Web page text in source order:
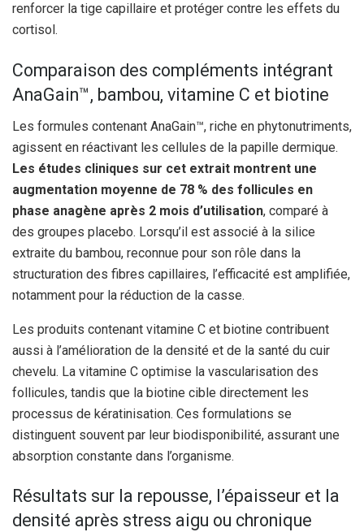
renforcer la tige capillaire et protéger contre les effets du
cortisol.
Comparaison des compléments intégrant
AnaGain™, bambou, vitamine C et biotine
Les formules contenant AnaGain™, riche en phytonutriments,
agissent en réactivant les cellules de la papille dermique.
Les études cliniques sur cet extrait montrent une
augmentation moyenne de 78 % des follicules en
phase anagène après 2 mois d’utilisation, comparé à
des groupes placebo. Lorsqu’il est associé à la silice
extraite du bambou, reconnue pour son rôle dans la
structuration des fibres capillaires, l’efficacité est amplifiée,
notamment pour la réduction de la casse.
Les produits contenant vitamine C et biotine contribuent
aussi à l’amélioration de la densité et de la santé du cuir
chevelu. La vitamine C optimise la vascularisation des
follicules, tandis que la biotine cible directement les
processus de kératinisation. Ces formulations se
distinguent souvent par leur biodisponibilité, assurant une
absorption constante dans l’organisme.
Résultats sur la repousse, l’épaisseur et la
densité après stress aigu ou chronique